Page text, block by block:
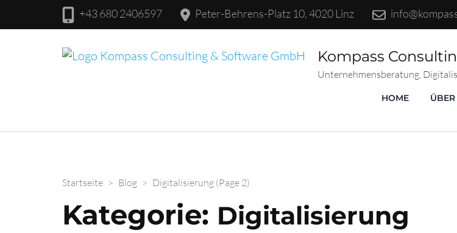
+43 680 2406597 Peter-Behrens-Platz 10, 4020 Linz
Kompass
Unternehmensberatung,
HOME
Startseite > Blog > Digitalisierung (Page 2)
Kategorie: Digitalisierung